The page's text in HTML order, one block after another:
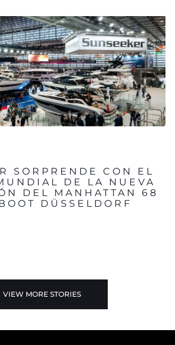
SORPRENDE CON EL
DE LA NUEVA
DEL MANHATTAN 68
DÜSSELDORF
VIEW MORE STORIES